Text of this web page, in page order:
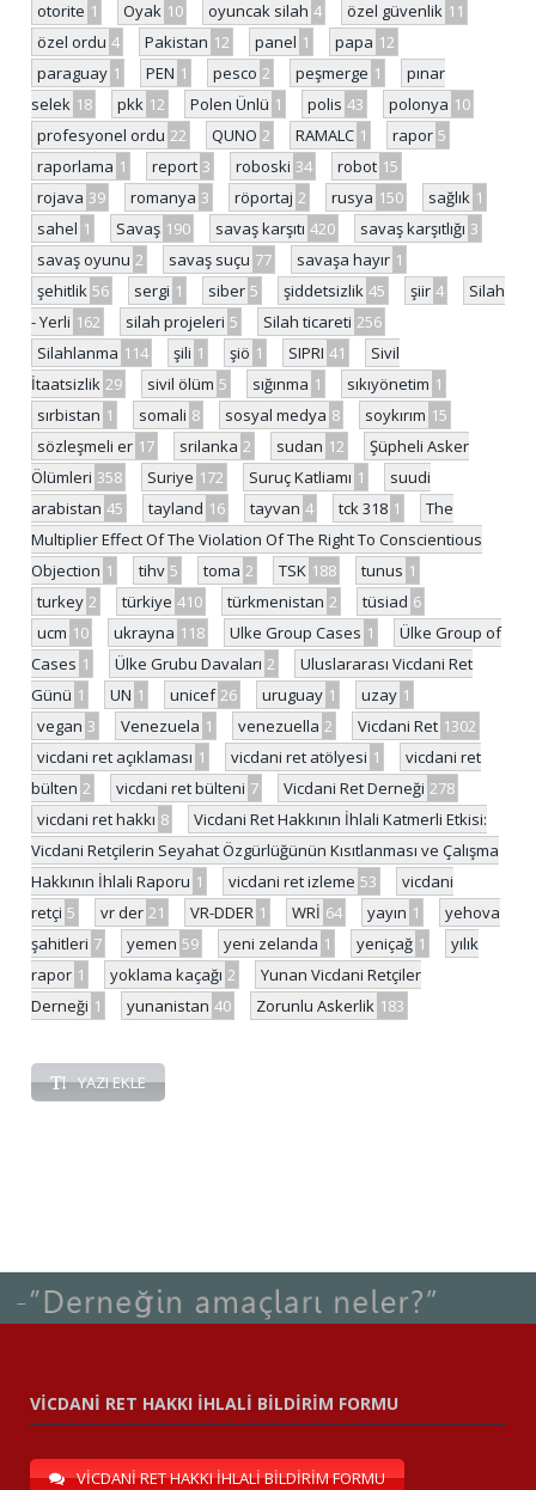
otorite 1 Oyak 10 oyuncak silah 4 özel güvenlik 11
özel ordu 4 Pakistan 12 panel 1 papa 12
paraguay 1 PEN 1 pesco 2 peşmerge 1
pınar
selek 18 pkk 12 Polen Ünlü 1 polis 43 polonya 10
profesyonel ordu 22 QUNO 2 RAMALC 1 rapor 5
raporlama 1 report 3 roboski 34 robot 15
rojava 39 romanya 3 röportaj 2 rusya 150 sağlık 1
sahel 1 Savaş 190 savaş karşıtı 420 savaş karşıtlığı 3
savaş oyunu 2 savaş suçu 77 savaşa hayır 1
şehitlik 56 sergi 1 siber 5 şiddetsizlik 45 şiir 4
Silah
- Yerli 162 silah projeleri 5 Silah ticareti 256
Silahlanma 114 şili 1 şiö 1 SIPRI 41
Sivil
İtaatsizlik 29 sivil ölüm 5 sığınma 1 sıkıyönetim 1
sırbistan 1 somali 8 sosyal medya 8 soykırım 15
sözleşmeli er 17 srilanka 2 sudan 12
Şüpheli Asker
Ölümleri 358 Suriye 172 Suruç Katliamı 1
suudi
arabistan 45 tayland 16 tayvan 4 tck 318 1
The
Multiplier Effect Of The Violation Of The Right To Conscientious
Objection 1 tihv 5 toma 2 TSK 188 tunus 1
turkey 2 türkiye 410 türkmenistan 2 tüsiad 6
ucm 10 ukrayna 118 Ulke Group Cases 1
Ülke Group of
Cases 1 Ülke Grubu Davaları 2
Uluslararası Vicdani Ret
Günü 1 UN 1 unicef 26 uruguay 1 uzay 1
vegan 3 Venezuela 1 venezuella 2 Vicdani Ret 1302
vicdani ret açıklaması 1 vicdani ret atölyesi 1
vicdani ret
bülten 2 vicdani ret bülteni 7 Vicdani Ret Derneği 278
vicdani ret hakkı 8
Vicdani Ret Hakkının İhlali Katmerli Etkisi:
Vicdani Retçilerin Seyahat Özgürlüğünün Kısıtlanması ve Çalışma
Hakkının İhlali Raporu 1 vicdani ret izleme 53
vicdani
retçi 5 vr der 21 VR-DDER 1 WRİ 64 yayın 1
yehova
şahitleri 7 yemen 59 yeni zelanda 1 yeniçağ 1
yılık
rapor 1 yoklama kaçağı 2
Yunan Vicdani Retçiler
Derneği 1 yunanistan 40 Zorunlu Askerlik 183
YAZI EKLE
VİCDANİ RET HAKKI İHLALİ BİLDİRİM FORMU
VİCDANİ RET HAKKI İHLALİ BİLDİRİM FORMU